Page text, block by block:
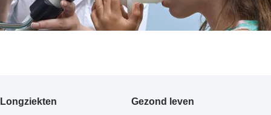
Primair
Longziekten Gezond leven